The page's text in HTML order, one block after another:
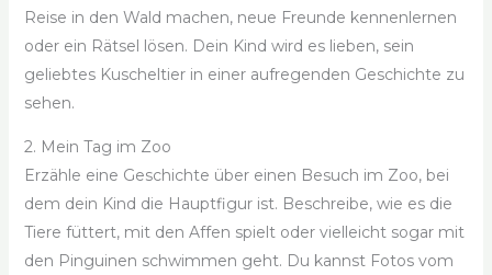
Reise in den Wald machen, neue Freunde kennenlernen
oder ein Rätsel lösen. Dein Kind wird es lieben, sein
geliebtes Kuscheltier in einer aufregenden Geschichte zu
sehen.
2. Mein Tag im Zoo
Erzähle eine Geschichte über einen Besuch im Zoo, bei
dem dein Kind die Hauptfigur ist. Beschreibe, wie es die
Tiere füttert, mit den Affen spielt oder vielleicht sogar mit
den Pinguinen schwimmen geht. Du kannst Fotos vom